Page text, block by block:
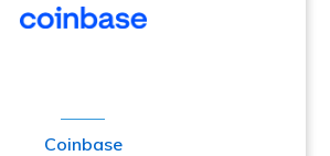
Coinbase